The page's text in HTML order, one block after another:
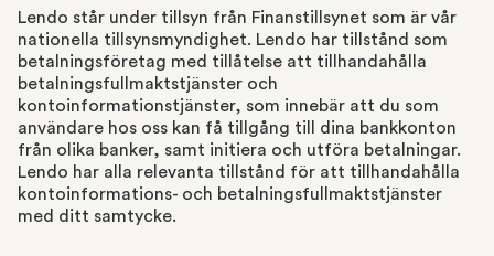
Lendo står under tillsyn från Finanstillsynet som är vår
nationella tillsynsmyndighet. Lendo har tillstånd som
betalningsföretag med tillåtelse att tillhandahålla
betalningsfullmaktstjänster och
kontoinformationstjänster, som innebär att du som
användare hos oss kan få tillgång till dina bankkonton
från olika banker, samt initiera och utföra betalningar.
Lendo har alla relevanta tillstånd för att tillhandahålla
kontoinformations- och betalningsfullmaktstjänster
med ditt samtycke.